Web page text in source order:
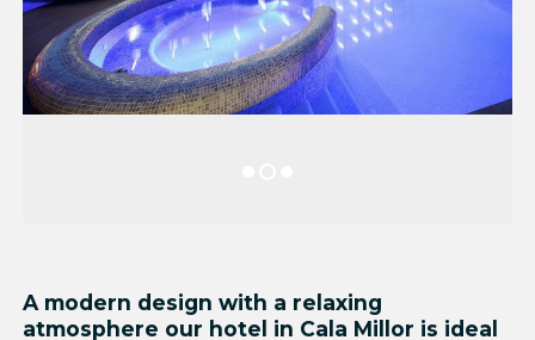
A modern design with a relaxing
atmosphere our hotel in Cala Millor is ideal